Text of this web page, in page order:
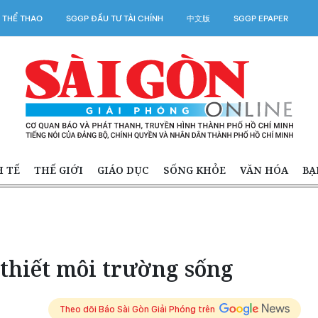
THỂ THAO SGGP ĐẦU TƯ TÀI CHÍNH 中文版 SGGP EPAPER
TẾ THẾ GIỚI GIÁO DỤC SỐNG KHỎE VĂN HÓA
môi trường sống
Theo dõi Báo Sài Gòn Giải Phóng trên